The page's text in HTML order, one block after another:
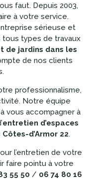
faut. Depuis 2003,
à votre service.
sérieuse et
tous types de travaux
de jardins dans les
de nos clients
professionnalisme,
Notre équipe
vous accompagner à
entretien d’espaces
d’Armor 22.
l’entretien de votre
faire pointu à votre
55 50 / 06 74 80 16